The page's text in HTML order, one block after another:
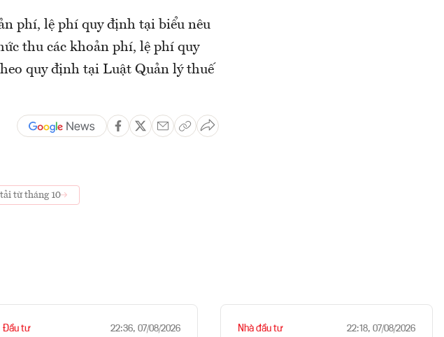
phí, lệ phí quy định tại biểu nêu
thu các khoản phí, lệ phí quy
quy định tại Luật Quản lý thuế
từ tháng 10
Đầu tư 22:36, 07/08/2026 Nhà đầu tư 22:18, 07/08/2026